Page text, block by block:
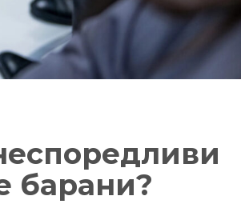
барани?